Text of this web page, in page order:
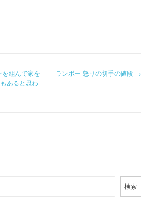
を組んで家を
あると思わ
ランボー 怒りの切手の値段 →
検索